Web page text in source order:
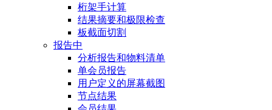
桁架手计算
结果摘要和极限检查
板截面切割
报告中
分析报告和物料清单
单会员报告
用户定义的屏幕截图
节点结果